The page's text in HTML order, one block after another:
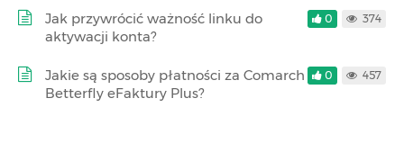
Jak przywrócić ważność linku do
aktywacji konta?
0 374
Jakie są sposoby płatności za Comarch
Betterfly eFaktury Plus?
0 457